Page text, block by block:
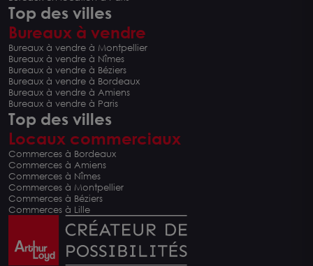
Top des villes
Bureaux à vendre
Bureaux à vendre à Montpellier
Bureaux à vendre à Nîmes
Bureaux à vendre à Béziers
Bureaux à vendre à Bordeaux
Bureaux à vendre à Amiens
Bureaux à vendre à Paris
Top des villes
Locaux commerciaux
Commerces à Bordeaux
Commerces à Amiens
Commerces à Nîmes
Commerces à Montpellier
Commerces à Béziers
Commerces à Lille